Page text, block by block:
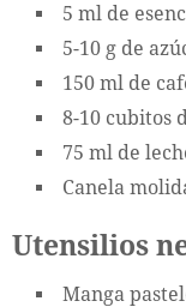
5 ml de
5-10 g de
150 ml de
8-10 cubitos
75 ml de
Canela
Utensilios
Manga